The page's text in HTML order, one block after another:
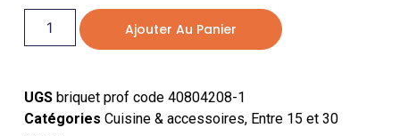
Ajouter Au Panier
UGS briquet prof code 40804208-1
Catégories Cuisine & accessoires, Entre 15 et 30